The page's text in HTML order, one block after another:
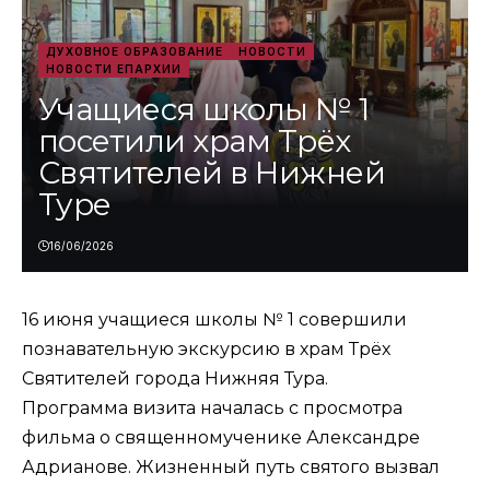
ДУХОВНОЕ ОБРАЗОВАНИЕ
НОВОСТИ
НОВОСТИ ЕПАРХИИ
Учащиеся школы № 1
посетили храм Трёх
Святителей в Нижней
Туре
16/06/2026
16 июня учащиеся школы № 1 совершили
познавательную экскурсию в храм Трёх
Святителей города Нижняя Тура.
Программа визита началась с просмотра
фильма о священномученике Александре
Адрианове. Жизненный путь святого вызвал